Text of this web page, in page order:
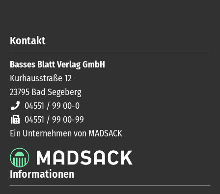
Kontakt
Basses Blatt Verlag GmbH
Kurhausstraße 12
23795 Bad Segeberg
04551 / 99 00-0
04551 / 99 00-99
Ein Unternehmen von MADSACK
Informationen